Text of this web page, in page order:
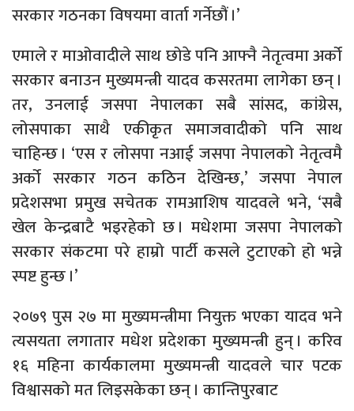
सरकार गठनका विषयमा वार्ता गर्नेछौं ।’
एमाले र माओवादीले साथ छोडे पनि आफ्नै नेतृत्वमा अर्को
सरकार बनाउन मुख्यमन्त्री यादव कसरतमा लागेका छन् ।
तर, उनलाई जसपा नेपालका सबै सांसद, कांग्रेस,
लोसपाका साथै एकीकृत समाजवादीको पनि साथ
चाहिन्छ । ‘एस र लोसपा नआई जसपा नेपालको नेतृत्वमै
अर्को सरकार गठन कठिन देखिन्छ,’ जसपा नेपाल
प्रदेशसभा प्रमुख सचेतक रामआशिष यादवले भने, ‘सबै
खेल केन्द्रबाटै भइरहेको छ । मधेशमा जसपा नेपालको
सरकार संकटमा परे हाम्रो पार्टी कसले टुटाएको हो भन्ने
स्पष्ट हुन्छ ।’
२०७९ पुस २७ मा मुख्यमन्त्रीमा नियुक्त भएका यादव भने
त्यसयता लगातार मधेश प्रदेशका मुख्यमन्त्री हुन् । करिव
१६ महिना कार्यकालमा मुख्यमन्त्री यादवले चार पटक
विश्वासको मत लिइसकेका छन् । कान्तिपुरबाट